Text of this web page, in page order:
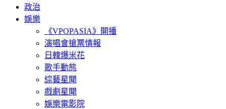
政治
娛樂
《VPOPASIA》開播
演唱會搶票情報
日韓爆米花
歌手動態
綜藝星聞
戲劇星聞
娛樂電影院